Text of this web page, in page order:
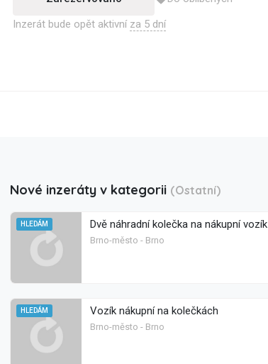
Inzerát bude opět aktivní za 5 dní
Nové inzeráty v kategorii (Ostatní)
HLEDÁM Dvě náhradní kolečka na nákupní vozík
Brno-město - Brno
HLEDÁM Vozík nákupní na kolečkách
Brno-město - Brno